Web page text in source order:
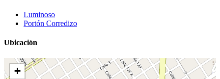
Luminoso
Portón Corredizo
Ubicación
+